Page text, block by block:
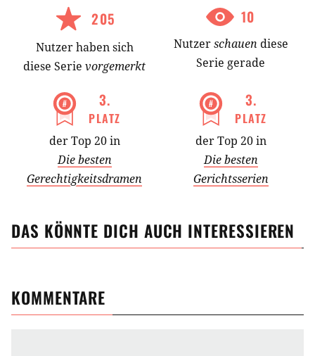
205
Nutzerhabensich
diese Serie vorgemerkt
10
Nutzerschauen diese
Serie gerade
3.
PLATZ
der Top 20 in
Die besten
Gerechtigkeitsdramen
3.
PLATZ
der Top 20 in
Die besten
Gerichtsserien
DAS KÖNNTE DICH AUCH INTERESSIEREN
KOMMENTARE